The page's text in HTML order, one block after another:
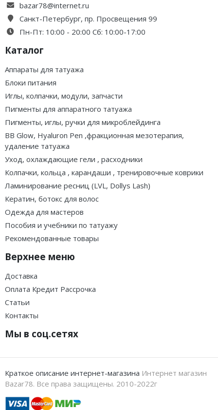
bazar78@internet.ru
Санкт-Петербург, пр. Просвещения 99
Пн-Пт: 10:00 - 20:00 Сб: 10:00-17:00
Каталог
Аппараты для татуажа
Блоки питания
Иглы, колпачки, модули, запчасти
Пигменты для аппаратного татуажа
Пигменты, иглы, ручки для микроблейдинга
BB Glow, Hyaluron Pen ,фракционная мезотерапия,
удаление татуажа
Уход, охлаждающие гели , расходники
Колпачки, кольца , карандаши , тренировочные коврики
Ламинирование ресниц (LVL, Dollys Lash)
Кератин, ботокс для волос
Одежда для мастеров
Пособия и учебники по татуажу
Рекомендованные товары
Верхнее меню
Доставка
Оплата Кредит Рассрочка
Статьи
Контакты
Мы в соц.сетях
Краткое описание интернет-магазина Интернет магазин
Bazar78. Все права защищены. 2010-2022г